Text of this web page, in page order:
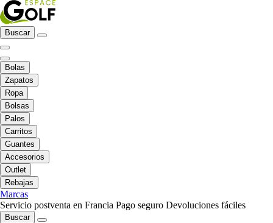
Buscar
Bolas
Zapatos
Ropa
Bolsas
Palos
Carritos
Guantes
Accesorios
Outlet
Rebajas
Marcas
Servicio postventa en Francia Pago seguro Devoluciones fáciles
Buscar